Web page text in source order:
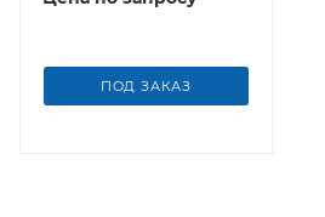
ПОД ЗАКАЗ